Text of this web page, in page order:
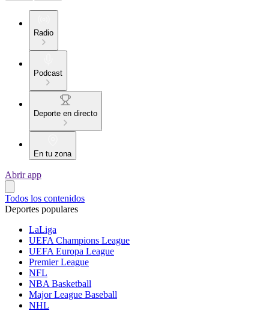
Radio
Podcast
Deporte en directo
En tu zona
Abrir app
Todos los contenidos
Deportes populares
LaLiga
UEFA Champions League
UEFA Europa League
Premier League
NFL
NBA Basketball
Major League Baseball
NHL